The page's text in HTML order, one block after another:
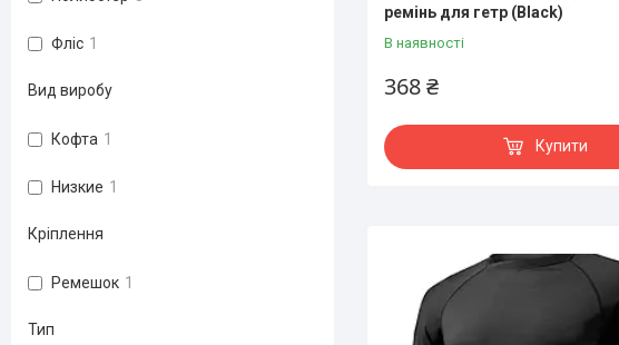
ремінь для гетр (Black)
В наявності
368 ₴
Купити
Фліс 1
Вид виробу
Кофта 1
Низкие 1
Кріплення
Ремешок 1
Тип